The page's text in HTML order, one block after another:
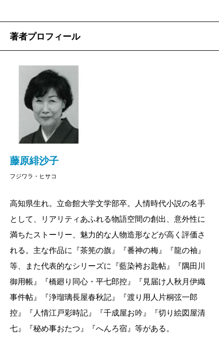
著者プロフィール
藤原緋沙子
フジワラ・ヒサコ
高知県生れ。立命館大学文学部卒。人情時代小説の名手
として、リアリティあふれる物語空間の創出、意外性に
満ちたストーリー、魅力的な人物造形などが高く評価さ
れる。主な作品に『茶筅の旗』『番神の梅』『龍の袖』
等、また代表的なシリーズに『藍染袴お匙帖』『隅田川
御用帳』『橋廻り同心・平七郎控』『見届け人秋月伊織
事件帖』『浄瑠璃長屋春秋記』『渡り用人片桐弦一郎
控』『人情江戸彩時記』『千成屋お吟』『切り絵図屋清
七』『秘め事おたつ』『へんろ宿』等がある。